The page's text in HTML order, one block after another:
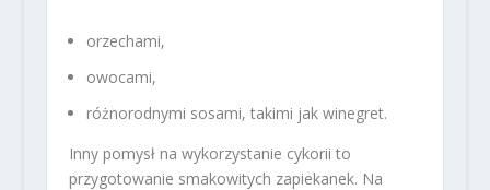
orzechami,
owocami,
różnorodnymi sosami, takimi jak winegret.
Inny pomysł na wykorzystanie cykorii to
przygotowanie smakowitych zapiekanek. Na